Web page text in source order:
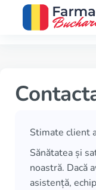
Stimate client
Sănătatea și
noastră. Dacă
asistență,